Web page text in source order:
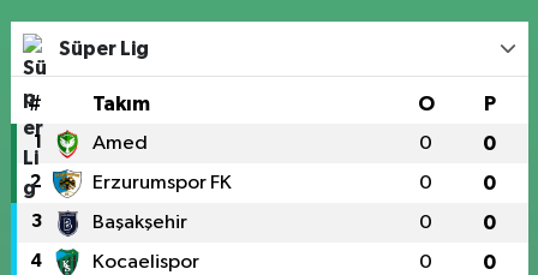
Süper Lig
# Takım O P
1 Amed 0 0
2 Erzurumspor FK 0 0
3 Başakşehir 0 0
4 Kocaelispor 0 0